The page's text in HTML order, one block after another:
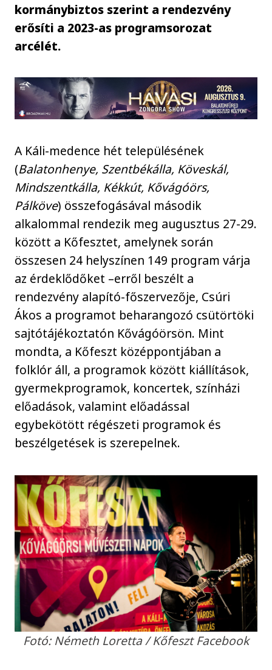
kormánybiztos szerint a rendezvény
erősíti a 2023-as programsorozat
arcélét.
A Káli-medence hét településének
(Balatonhenye, Szentbékálla, Köveskál,
Mindszentkálla, Kékkút, Kővágóörs,
Pálköve) összefogásával második
alkalommal rendezik meg augusztus 27-29.
között a Kőfesztet, amelynek során
összesen 24 helyszínen 149 program várja
az érdeklődőket –erről beszélt a
rendezvény alapító-főszervezője, Csúri
Ákos a programot beharangozó csütörtöki
sajtótájékoztatón Kővágóörsön. Mint
mondta, a Kőfeszt középpontjában a
folklór áll, a programok között kiállítások,
gyermekprogramok, koncertek, színházi
előadások, valamint előadással
egybekötött régészeti programok és
beszélgetések is szerepelnek.
Fotó: Németh Loretta / Kőfeszt Facebook